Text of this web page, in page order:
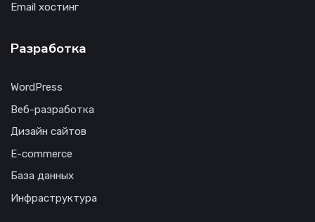
Email хостинг
Разработка
WordPress
Веб-разработка
Дизайн сайтов
E-commerce
База данных
Инфраструктура